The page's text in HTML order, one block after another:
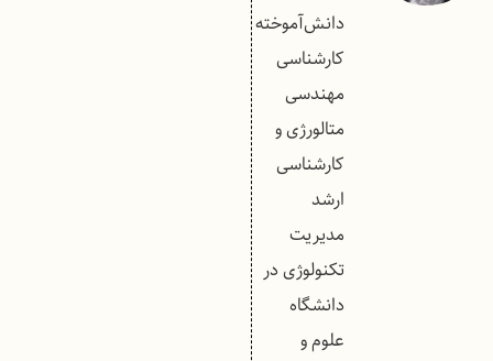
دانش‌آموخته
کارشناسی
مهندسی
متالورژی و
کارشناسی
ارشد
مدیریت
تکنولوژی در
دانشگاه
علوم و